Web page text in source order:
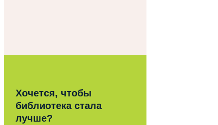
Хочется, чтобы
библиотека стала
лучше?